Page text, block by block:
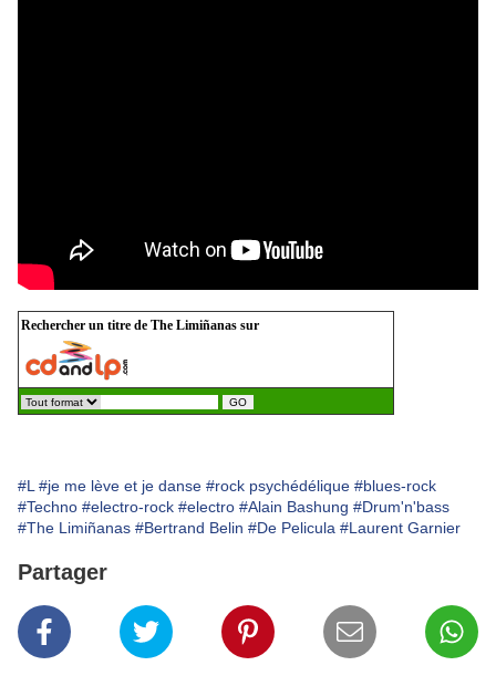
Rechercher un titre de The Limiñanas sur
#L #je me lève et je danse #rock psychédélique #blues-rock
#Techno #electro-rock #electro #Alain Bashung #Drum'n'bass
#The Limiñanas #Bertrand Belin #De Pelicula #Laurent Garnier
Partager